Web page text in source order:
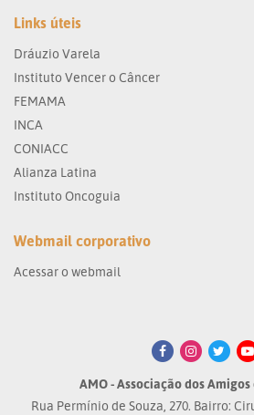
Links úteis
Dráuzio Varela
Instituto Vencer o Câncer
FEMAMA
INCA
CONIACC
Alianza Latina
Instituto Oncoguia
Webmail corporativo
Acessar o webmail
AMO - Associação dos
Rua Permínio de Souza, 270. Bairro: